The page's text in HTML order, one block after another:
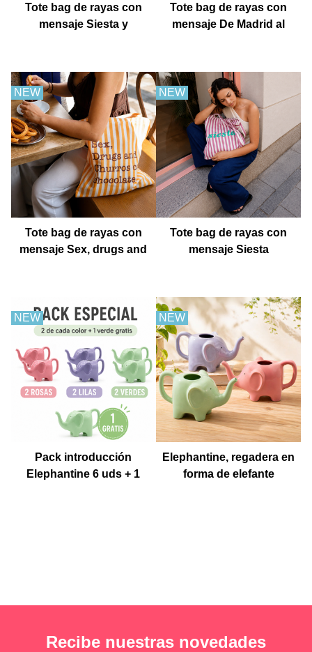
Tote bag de rayas con
mensaje Siesta y
Tote bag de rayas con
mensaje De Madrid al
NEW
Tote bag de rayas con
mensaje Sex, drugs and
NEW
Tote bag de rayas con
mensaje Siesta
NEW
Pack introducción
Elephantine 6 uds + 1
NEW
Elephantine, regadera en
forma de elefante
Recibe nuestras novedades